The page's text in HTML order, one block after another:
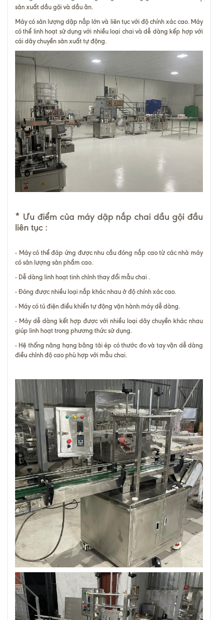
sản xuất dầu gội và dầu ăn.
Máy có sản lượng dập nắp lớn và liên tục với độ chính xác cao. Máy
có thể linh hoạt sử dụng với nhiều loại chai và dễ dàng kếp hợp với
cái dây chuyền sản xuất tự động.
* Ưu điểm của máy dập nắp chai dầu gội đầu
liên tục :
- Máy có thể đáp ứng được nhu cầu đóng nắp cao từ các nhà máy
có sản lượng sản phẩm cao.
- Dễ dàng linh hoạt tinh chỉnh thay đổi mẫu chai .
- Đóng được nhiều loại nắp khác nhau ở độ chính xác cao.
- Máy có tủ điện điều khiển tự động vận hành máy dễ dàng.
- Máy dễ dàng kết hợp được với nhiều loại dây chuyền khác nhau
giúp linh hoạt trong phương thức sử dụng.
- Hệ thống nâng hạng băng tải ép có thước đo và tay vặn dễ dàng
điều chỉnh độ cao phù hợp với mẫu chai.